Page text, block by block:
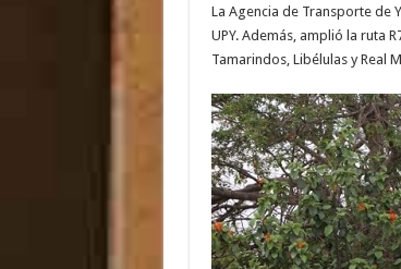
La Agencia de Transporte de
UPY. Además, amplió la ruta
Tamarindos, Libélulas y Real